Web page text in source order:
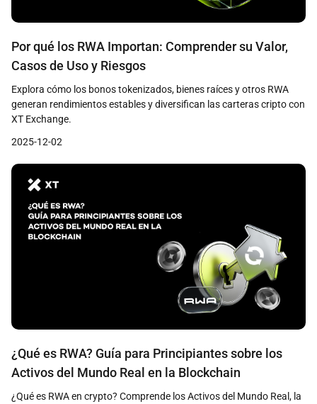
Por qué los RWA Importan: Comprender su Valor,
Casos de Uso y Riesgos
Explora cómo los bonos tokenizados, bienes raíces y otros RWA
generan rendimientos estables y diversifican las carteras cripto con
XT Exchange.
2025-12-02
¿Qué es RWA? Guía para Principiantes sobre los
Activos del Mundo Real en la Blockchain
¿Qué es RWA en crypto? Comprende los Activos del Mundo Real, la